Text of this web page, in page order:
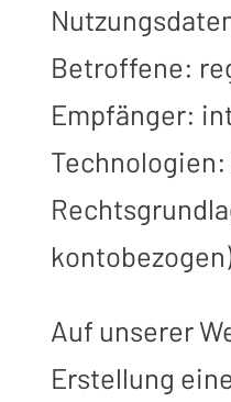
Betroffene:
Empfänger:
Auf unserer
Erstellung